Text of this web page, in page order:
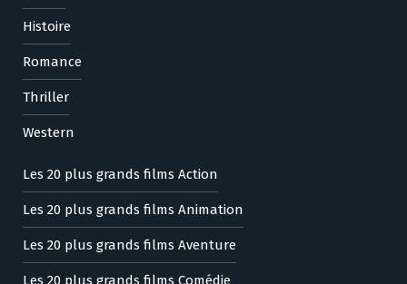
Histoire
Romance
Thriller
Western
Les 20 plus grands films Action
Les 20 plus grands films Animation
Les 20 plus grands films Aventure
Les 20 plus grands films Comédie